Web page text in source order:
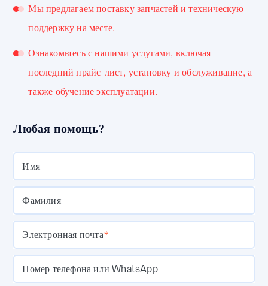
Мы предлагаем поставку запчастей и техническую
поддержку на месте.
Ознакомьтесь с нашими услугами, включая
последний прайс-лист, установку и обслуживание, а
также обучение эксплуатации.
Любая помощь?
Имя
Фамилия
Электронная почта*
Номер телефона или WhatsApp